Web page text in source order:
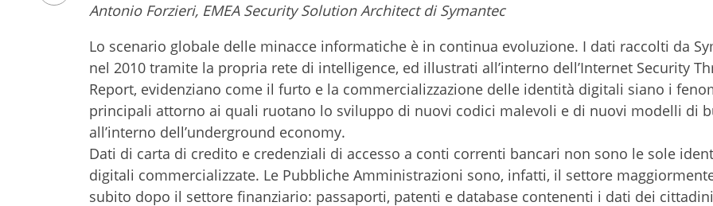
Antonio Forzieri, EMEA Security Solution Architect di Symantec
Lo scenario globale delle minacce informatiche è in continua evoluzione. I dati raccolti da
nel 2010 tramite la propria rete di intelligence, ed illustrati all’interno dell’Internet Security
Report, evidenziano come il furto e la commercializzazione delle identità digitali siano i
principali attorno ai quali ruotano lo sviluppo di nuovi codici malevoli e di nuovi modelli di
all’interno dell’underground economy.
Dati di carta di credito e credenziali di accesso a conti correnti bancari non sono le sole
digitali commercializzate. Le Pubbliche Amministrazioni sono, infatti, il settore
subito dopo il settore finanziario: passaporti, patenti e database contenenti i dati dei